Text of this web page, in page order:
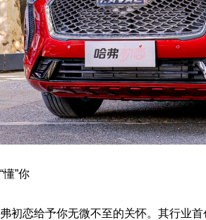
”你
初恋给予你无微不至的关怀。其行业